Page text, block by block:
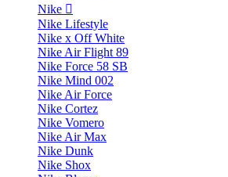
Nike
Nike Lifestyle
Nike x Off White
Nike Air Flight 89
Nike Force 58 SB
Nike Mind 002
Nike Air Force
Nike Cortez
Nike Vomero
Nike Air Max
Nike Dunk
Nike Shox